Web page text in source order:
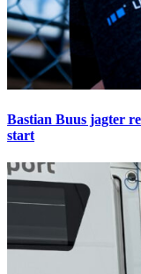
Bastian Buus jagter
start